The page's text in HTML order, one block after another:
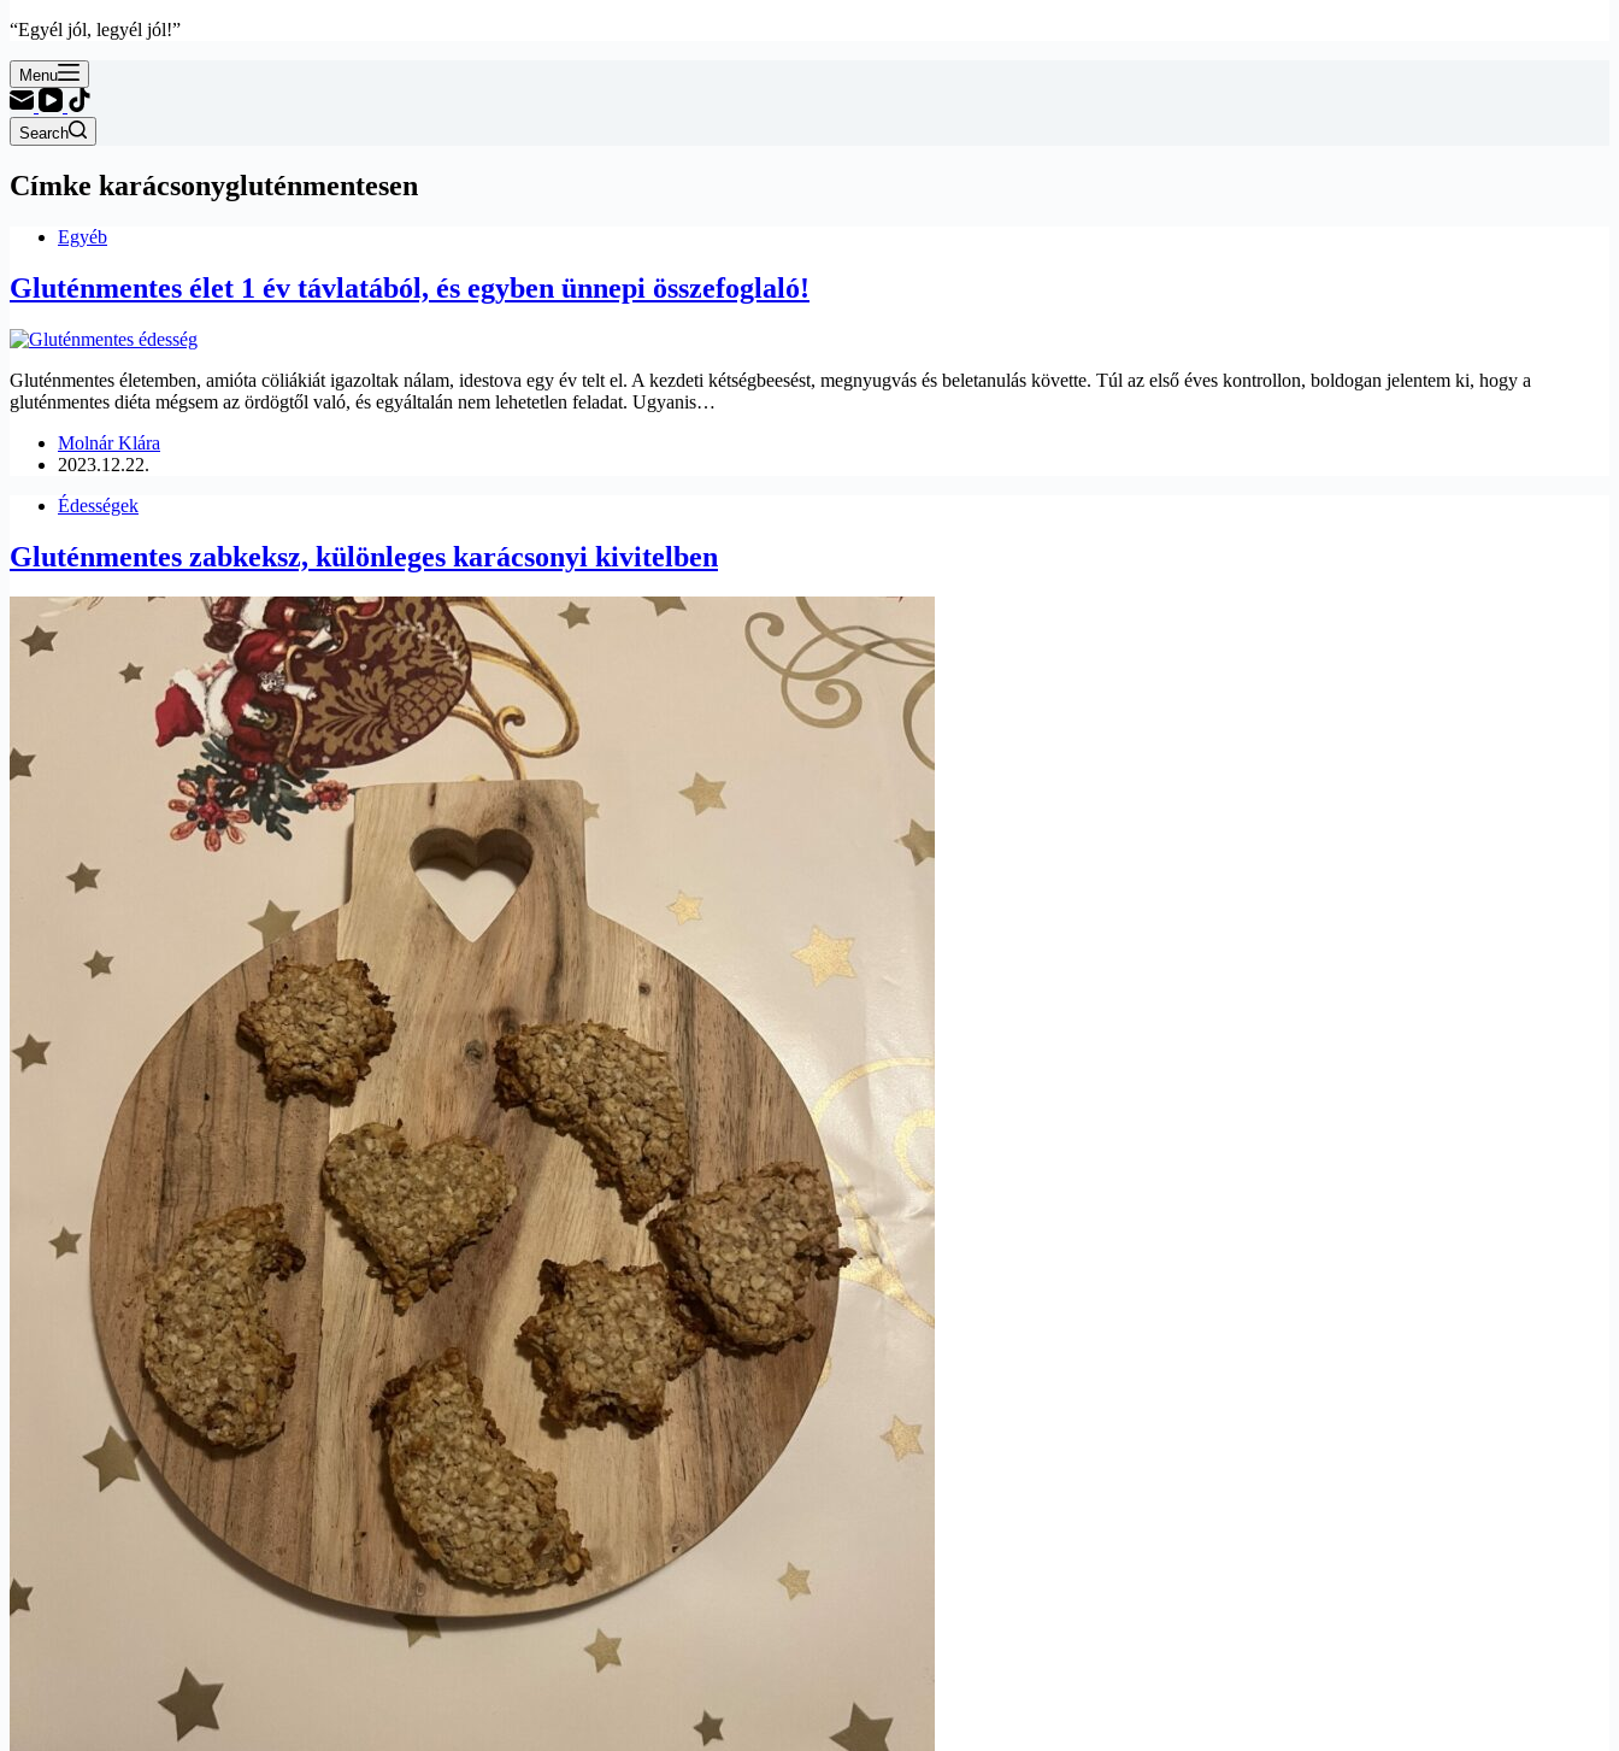
“Egyél jól, legyél jól!”
Menu
Search
Címke karácsonygluténmentesen
Egyéb
Gluténmentes élet 1 év távlatából, és egyben ünnepi összefoglaló!
Gluténmentes életemben, amióta cöliákiát igazoltak nálam, idestova egy év telt el. A kezdeti kétségbeesést, megnyugvás és beletanulás követte. Túl az első éves kontrollon, boldogan jelentem ki, hogy a
gluténmentes diéta mégsem az ördögtől való, és egyáltalán nem lehetetlen feladat. Ugyanis…
Molnár Klára
2023.12.22.
Édességek
Gluténmentes zabkeksz, különleges karácsonyi kivitelben